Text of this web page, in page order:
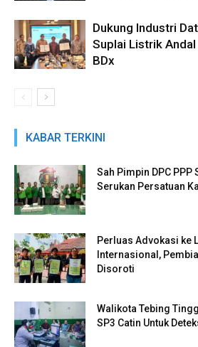
Dukung Industri
Suplai Listrik
BDx
KABAR TERKINI
Sah Pimpin DPC PPP
Serukan Persatuan
Perluas Advokasi ke
Internasional,
Disoroti
Walikota Tebing
SP3 Catin Untuk